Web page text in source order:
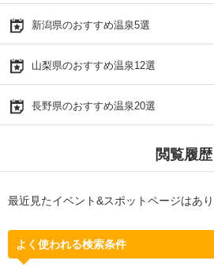
新潟県のおすすめ温泉5選
山梨県のおすすめ温泉12選
長野県のおすすめ温泉20選
閲覧履歴
最近見たイベント&スポットページはあり
よく使われる検索条件